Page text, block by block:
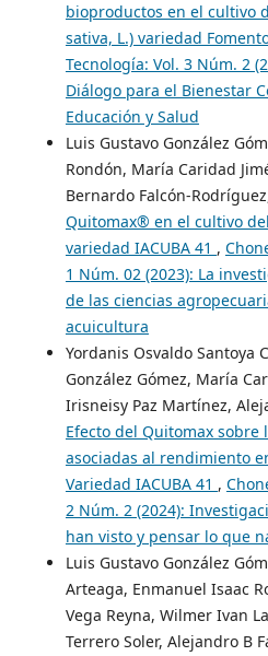
bioproductos en el cultivo
sativa, L.) variedad
Tecnología: Vol. 3 Núm. 2
Diálogo para el Bienestar
Educación y Salud
Luis Gustavo González
Rondón, María Caridad
Bernardo Falcón-
Quitomax® en el cultivo
variedad IACUBA 41 ,
1 Núm. 02 (2023): La
de las ciencias
acuicultura
Yordanis Osvaldo Santoya
González Gómez, María
Irisneisy Paz Martínez,
Efecto del Quitomax
asociadas al rendimiento
Variedad IACUBA 41 ,
2 Núm. 2 (2024):
han visto y pensar lo que
Luis Gustavo González
Arteaga, Enmanuel Isaac
Vega Reyna, Wilmer Ivan
Terrero Soler, Alejandro B